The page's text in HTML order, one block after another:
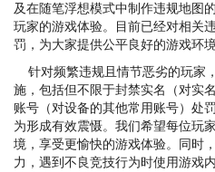
及在随笔浮想模式中制作违规地图
玩家的游戏体验。目前已经对相关
罚，为大家提供公平良好的游戏环境
针对频繁违规且情节恶劣的玩家
施，包括但不限于封禁实名（对实
账号（对设备的其他常用账号）处
为形成有效震慑。我们希望每位玩
境，享受更愉快的游戏体验。同时
力，遇到不良竞技行为时使用游戏